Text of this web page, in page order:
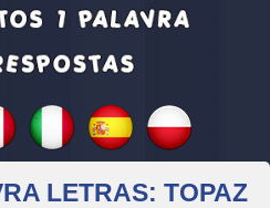
LETRAS: TOPAZ